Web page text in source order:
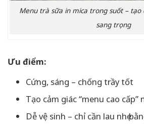
Menu trà sữa in mica trong suốt – tạo
sang trọng
Ưu điểm:
Cứng, sáng – chống trầy tốt
Tạo cảm giác “menu cao cấp”
Dễ vệ sinh – chỉ cần lau nhẹ